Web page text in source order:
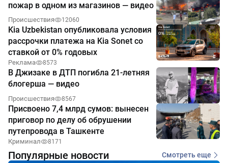
пожар в одном из магазинов — видео
Происшествия 12060
Kia Uzbekistan опубликовала условия
рассрочки платежа на Kia Sonet со
ставкой от 0% годовых
Реклама 8573
В Джизаке в ДТП погибла 21-летняя
блогерша — видео
Происшествия 8567
Присвоено 7,4 млрд сумов: вынесен
приговор по делу об обрушении
путепровода в Ташкенте
Криминал 8171
Популярные новости Смотреть еще